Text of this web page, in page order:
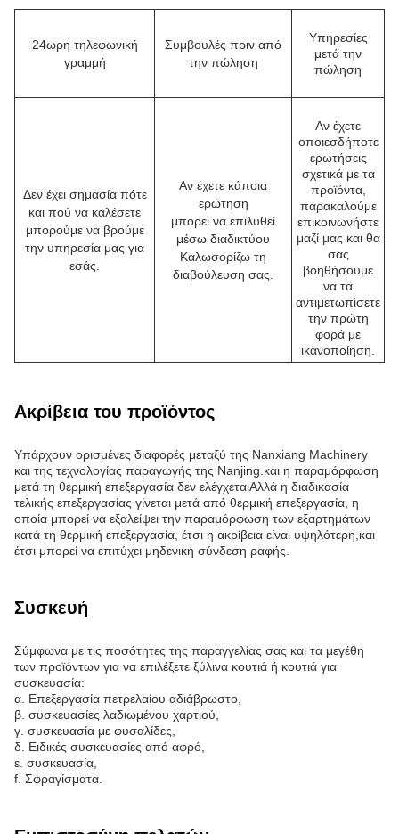
24ωρη τηλεφωνική
γραμμή
Συμβουλές πριν από
την πώληση
Υπηρεσίες
μετά την
πώληση
Δεν έχει σημασία πότε
και πού να καλέσετε
μπορούμε να βρούμε
την υπηρεσία μας για
εσάς.
Αν έχετε κάποια
ερώτηση
μπορεί να επιλυθεί
μέσω διαδικτύου
Καλωσορίζω τη
διαβούλευση σας.
Αν έχετε
οποιεσδήποτε
ερωτήσεις
σχετικά με τα
προϊόντα,
παρακαλούμε
επικοινωνήστε
μαζί μας και θα
σας
βοηθήσουμε
να τα
αντιμετωπίσετε
την πρώτη
φορά με
ικανοποίηση.
Ακρίβεια του προϊόντος
Υπάρχουν ορισμένες διαφορές μεταξύ της Nanxiang Machinery
και της τεχνολογίας παραγωγής της Nanjing.και η παραμόρφωση
μετά τη θερμική επεξεργασία δεν ελέγχεταιΑλλά η διαδικασία
τελικής επεξεργασίας γίνεται μετά από θερμική επεξεργασία, η
οποία μπορεί να εξαλείψει την παραμόρφωση των εξαρτημάτων
κατά τη θερμική επεξεργασία, έτσι η ακρίβεια είναι υψηλότερη,και
έτσι μπορεί να επιτύχει μηδενική σύνδεση ραφής.
Συσκευή
Σύμφωνα με τις ποσότητες της παραγγελίας σας και τα μεγέθη
των προϊόντων για να επιλέξετε ξύλινα κουτιά ή κουτιά για
συσκευασία:
α. Επεξεργασία πετρελαίου αδιάβρωστο,
β. συσκευασίες λαδιωμένου χαρτιού,
γ. συσκευασία με φυσαλίδες,
δ. Ειδικές συσκευασίες από αφρό,
ε. συσκευασία,
f. Σφραγίσματα.